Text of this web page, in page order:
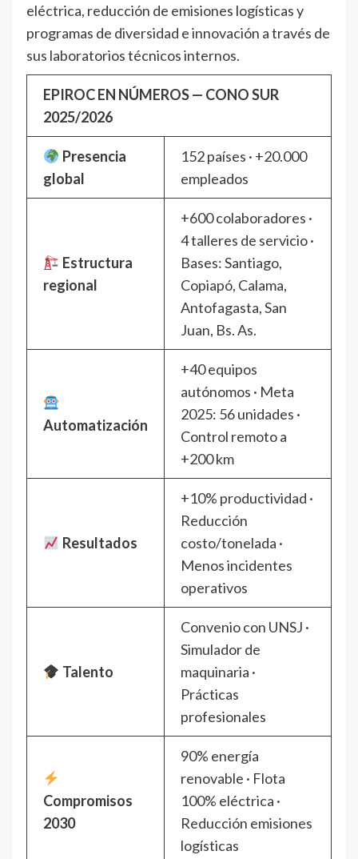
eléctrica, reducción de emisiones logísticas y
programas de diversidad e innovación a través de
sus laboratorios técnicos internos.
EPIROC EN NÚMEROS — CONO SUR
2025/2026
Presencia
global
152 países · +20.000
empleados
Estructura
regional
+600 colaboradores ·
4 talleres de servicio ·
Bases: Santiago,
Copiapó, Calama,
Antofagasta, San
Juan, Bs. As.
Automatización
+40 equipos
autónomos · Meta
2025: 56 unidades ·
Control remoto a
+200 km
Resultados
+10% productividad ·
Reducción
costo/tonelada ·
Menos incidentes
operativos
Talento
Convenio con UNSJ ·
Simulador de
maquinaria ·
Prácticas
profesionales
Compromisos
2030
90% energía
renovable · Flota
100% eléctrica ·
Reducción emisiones
logísticas